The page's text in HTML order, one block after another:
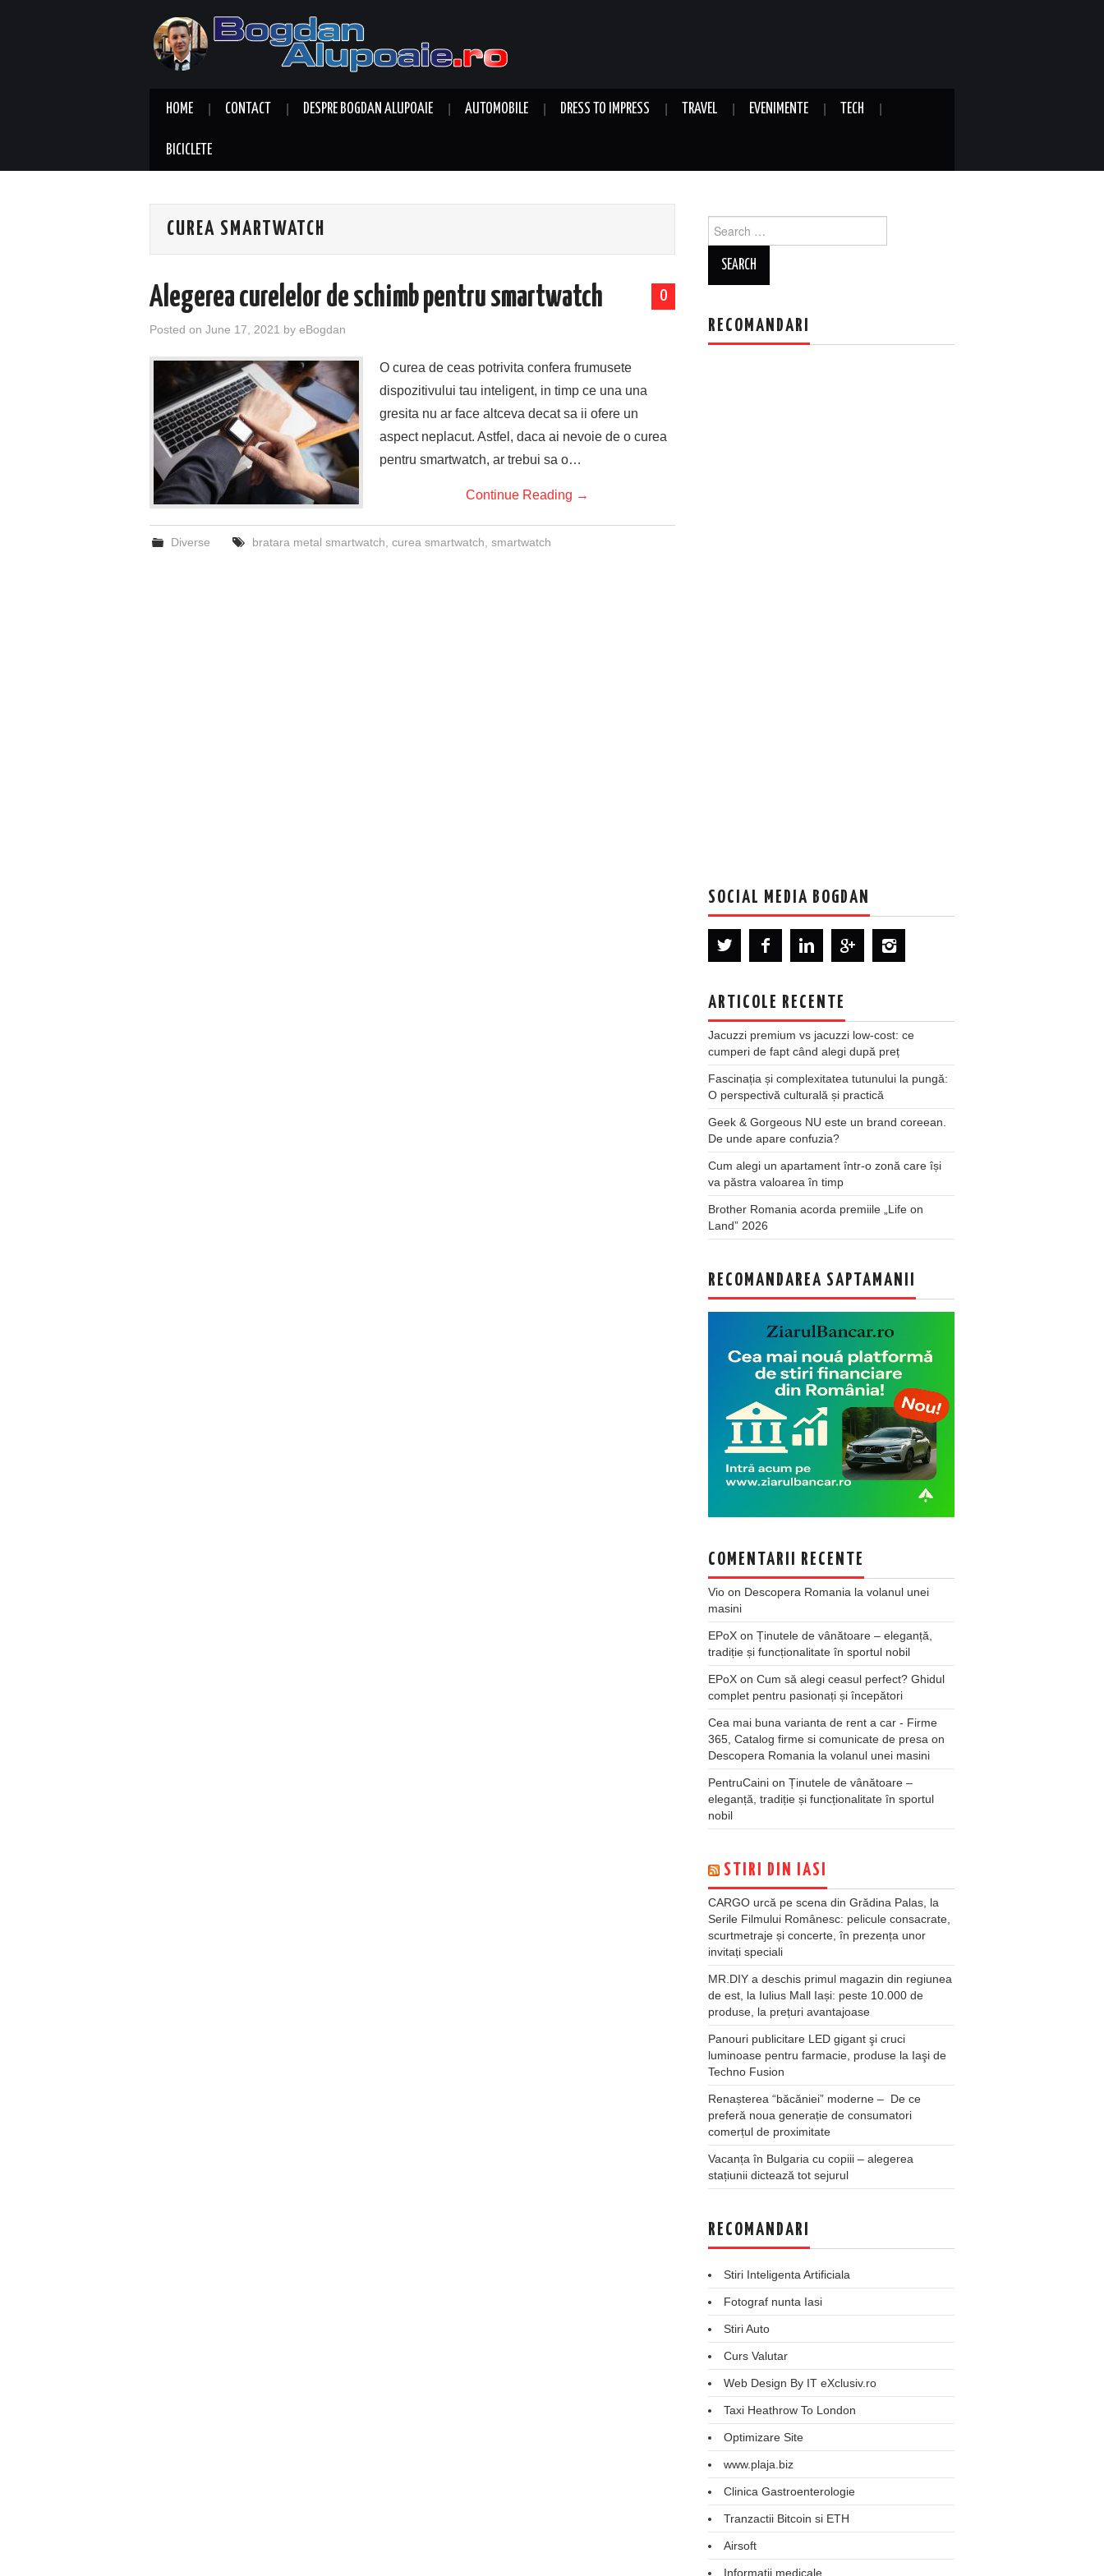
HOME CONTACT DESPRE BOGDAN ALUPOAIE AUTOMOBILE DRESS TO IMPRESS TRAVEL EVENIMENTE TECH
BICICLETE
CUREA SMARTWATCH
0
Alegerea curelelor de schimb pentru smartwatch
Posted on June 17, 2021 by eBogdan
O curea de ceas potrivita confera frumusete
dispozitivului tau inteligent, in timp ce una una
gresita nu ar face altceva decat sa ii ofere un
aspect neplacut. Astfel, daca ai nevoie de o curea
pentru smartwatch, ar trebui sa o…
Continue Reading →
Diverse bratara metal smartwatch curea smartwatch smartwatch
for:
RECOMANDARI
SOCIAL MEDIA BOGDAN
ARTICOLE RECENTE
Jacuzzi premium vs jacuzzi low-cost: ce
cumperi de fapt când alegi după preț
Fascinația și complexitatea tutunului la pungă:
O perspectivă culturală și practică
Geek & Gorgeous NU este un brand coreean.
De unde apare confuzia?
Cum alegi un apartament într-o zonă care își
va păstra valoarea în timp
Brother Romania acorda premiile „Life on
Land” 2026
RECOMANDAREA SAPTAMANII
COMENTARII RECENTE
Vio on Descopera Romania la volanul unei
masini
EPoX on Ținutele de vânătoare – eleganță,
tradiție și funcționalitate în sportul nobil
EPoX on Cum să alegi ceasul perfect? Ghidul
complet pentru pasionați și începători
Cea mai buna varianta de rent a car - Firme
365, Catalog firme si comunicate de presa on
Descopera Romania la volanul unei masini
PentruCaini on Ținutele de vânătoare –
eleganță, tradiție și funcționalitate în sportul
nobil
STIRI DIN IASI
CARGO urcă pe scena din Grădina Palas, la
Serile Filmului Românesc: pelicule consacrate,
scurtmetraje și concerte, în prezența unor
invitați speciali
MR.DIY a deschis primul magazin din regiunea
de est, la Iulius Mall Iași: peste 10.000 de
produse, la prețuri avantajoase
Panouri publicitare LED gigant şi cruci
luminoase pentru farmacie, produse la Iaşi de
Techno Fusion
Renașterea “băcăniei” moderne – De ce
preferă noua generație de consumatori
comerțul de proximitate
Vacanța în Bulgaria cu copiii – alegerea
stațiunii dictează tot sejurul
RECOMANDARI
Stiri Inteligenta Artificiala
Fotograf nunta Iasi
Stiri Auto
Curs Valutar
Web Design By IT eXclusiv.ro
Taxi Heathrow To London
Optimizare Site
www.plaja.biz
Clinica Gastroenterologie
Tranzactii Bitcoin si ETH
Airsoft
Informatii medicale